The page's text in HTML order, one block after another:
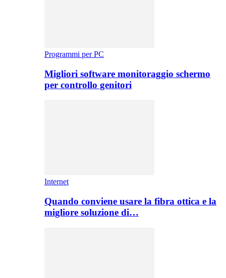
Programmi per PC
Migliori software monitoraggio schermo
per controllo genitori
Internet
Quando conviene usare la fibra ottica e la
migliore soluzione di…